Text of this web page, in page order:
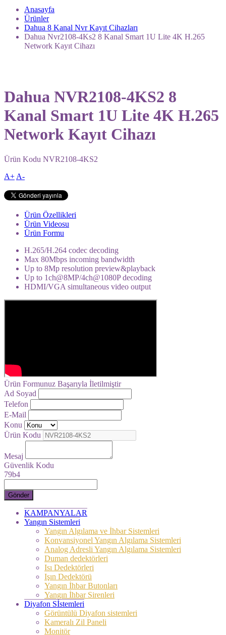
Anasayfa
Ürünler
Dahua 8 Kanal Nvr Kayıt Cihazları
Dahua Nvr2108-4Ks2 8 Kanal Smart 1U Lite 4K H.265
Network Kayıt Cihazı
Dahua NVR2108-4KS2 8
Kanal Smart 1U Lite 4K H.265
Network Kayıt Cihazı
Ürün Kodu NVR2108-4KS2
A+ A-
Ürün Özellikleri
Ürün Videosu
Ürün Formu
H.265/H.264 codec decoding
Max 80Mbps incoming bandwidth
Up to 8Mp resolution preview&playback
Up to 1ch@8MP/4ch@1080P decoding
HDMI/VGA simultaneous video output
Ürün Formunuz Başarıyla İletilmiştir
Ad Soyad
Telefon
E-Mail
Konu
Ürün Kodu
Mesaj
Güvenlik Kodu
79b4
Gönder
KAMPANYALAR
Yangın Sistemleri
Yangın Algılama ve İhbar Sistemleri
Konvansiyonel Yangın Algılama Sistemleri
Analog Adresli Yangın Algılama Sistemleri
Duman dedektörleri
Isı Dedektörleri
Işın Dedektörü
Yangın İhbar Butonları
Yangın İhbar Sirenleri
Diyafon Sİstemleri
Görüntülü Diyafon sistemleri
Kameralı Zil Paneli
Monitör